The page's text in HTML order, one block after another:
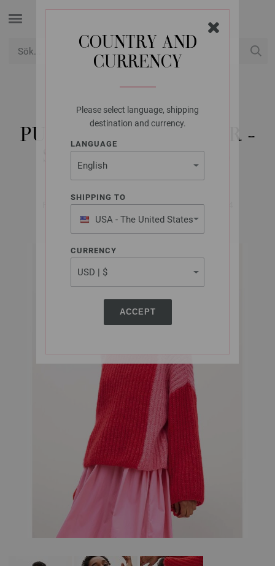
COUNTRY AND
CURRENCY
Please select language, shipping
destination and currency.
LANGUAGE
SHIPPING TO
USA - The United States
of America
CURRENCY
ACCEPT
LANA GROSSA
PULLOVER ALPACA AIR -
STICKMÖNSTER (SE)
FILATI No. 68 (Herbst/Winter 2024/25) | Modell 24